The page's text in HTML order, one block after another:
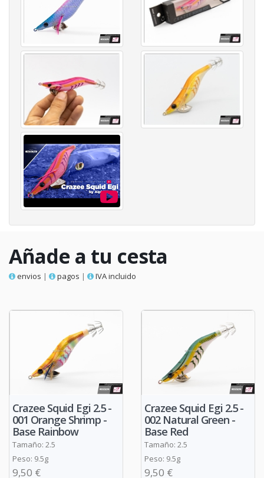
Añade a tu cesta
envios | pagos | IVA incluido
Crazee Squid Egi 2.5 -
001 Orange Shrimp -
Base Rainbow
Tamaño: 2.5
Peso: 9.5g
9,50 €
Crazee Squid Egi 2.5 -
002 Natural Green -
Base Red
Tamaño: 2.5
Peso: 9.5g
9,50 €